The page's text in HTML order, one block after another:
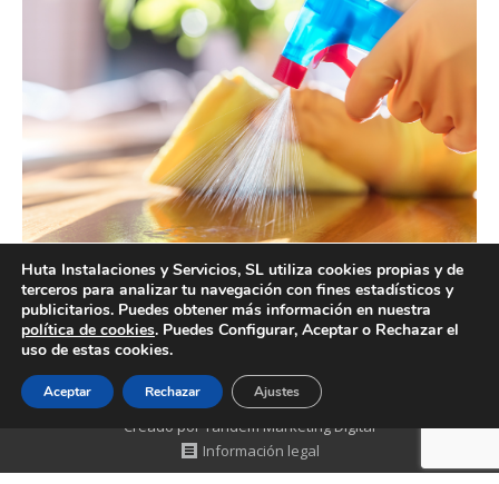
Empresas de limpieza Valencia con experiencia y
profesionales
Creado por Tandem Marketing Digital
Información legal
Huta Instalaciones y Servicios, SL utiliza cookies propias y de
terceros para analizar tu navegación con fines estadísticos y
publicitarios. Puedes obtener más información en nuestra
política de cookies. Puedes Configurar, Aceptar o Rechazar el
uso de estas cookies.
Aceptar Rechazar Ajustes